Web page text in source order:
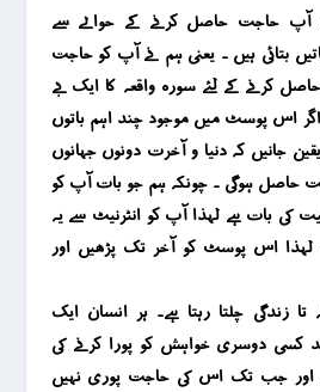
حاجت حاصل کرنے کے حوالے سے
بتائی ہیں ۔ یعنی ہم نے آپ کو حاجت
کرنے کے لئے سورہ واقعہ کا ایک بے
اگر اس پوسٹ میں موجود چند اہم باتوں
جانیں کہ دنیا و آخرت دونوں جہانوں
حاصل ہوگی ۔ چونکہ ہم جو بات آپ کو
کی بات ہے لہذا آپ کو انٹرنیٹ سے یہ
اس پوسٹ کو آخر تک پڑھیں اور
زندگی چلتا رہتا ہے۔ ہر انسان ایک
کسی دوسری خواہش کو پورا کرنے کی
جب تک اس کی حاجت پوری نہیں